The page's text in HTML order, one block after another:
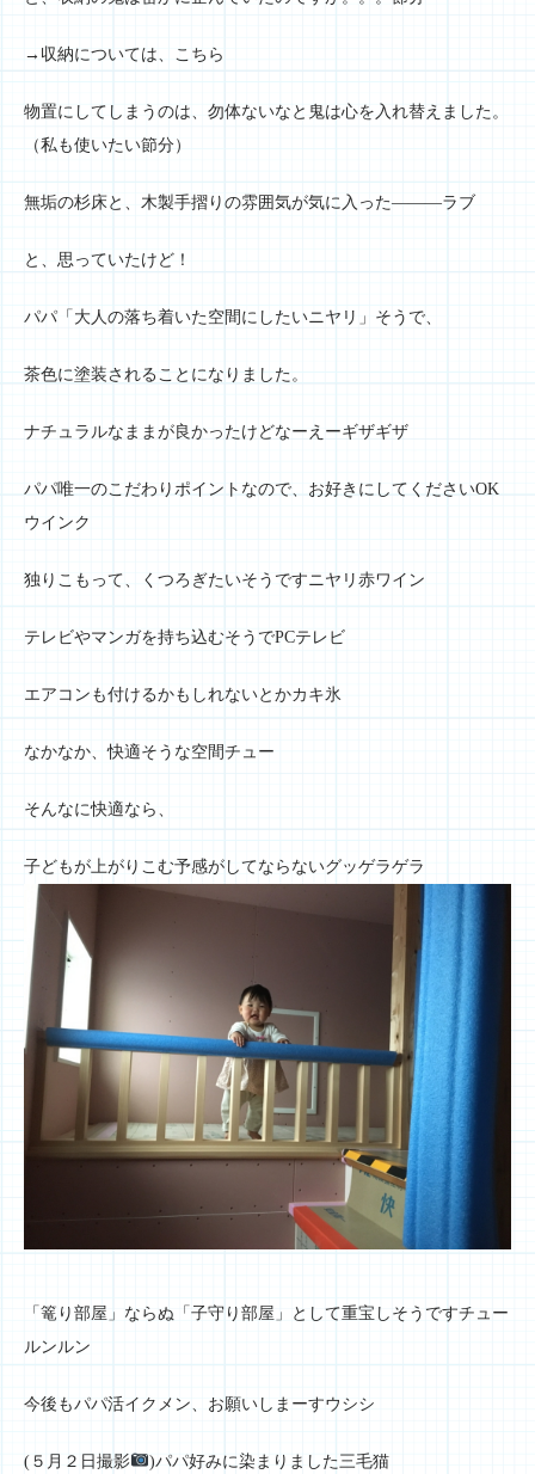
→収納については、こちら
物置にしてしまうのは、勿体ないなと鬼は心を入れ替えました。
（私も使いたい節分）
無垢の杉床と、木製手摺りの雰囲気が気に入った―――ラブ
と、思っていたけど！
パパ「大人の落ち着いた空間にしたいニヤリ」そうで、
茶色に塗装されることになりました。
ナチュラルなままが良かったけどなーえーギザギザ
パパ唯一のこだわりポイントなので、お好きにしてくださいOK
ウインク
独りこもって、くつろぎたいそうですニヤリ赤ワイン
テレビやマンガを持ち込むそうでPCテレビ
エアコンも付けるかもしれないとかカキ氷
なかなか、快適そうな空間チュー
そんなに快適なら、
子どもが上がりこむ予感がしてならないグッゲラゲラ
「篭り部屋」ならぬ「子守り部屋」として重宝しそうですチュー
ルンルン
今後もパパ活イクメン、お願いしまーすウシシ
(５月２日撮影 )パパ好みに染まりました三毛猫